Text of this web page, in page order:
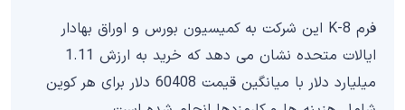
فرم 8-K این شرکت به کمیسیون بورس و اوراق بهادار
ایالات متحده نشان می دهد که خرید به ارزش 1.11
میلیارد دلار با میانگین قیمت 60408 دلار برای هر کوین